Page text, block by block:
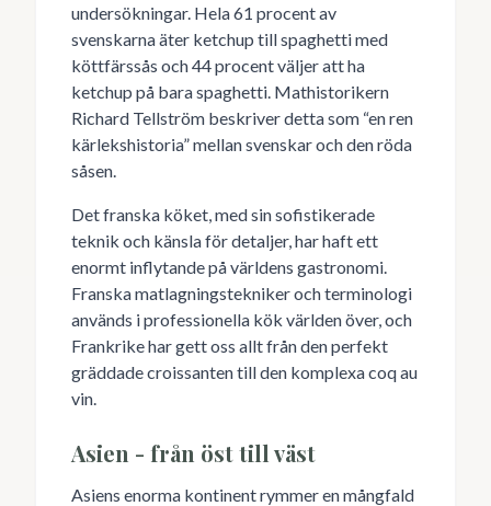
undersökningar. Hela 61 procent av
svenskarna äter ketchup till spaghetti med
köttfärssås och 44 procent väljer att ha
ketchup på bara spaghetti. Mathistorikern
Richard Tellström beskriver detta som “en ren
kärlekshistoria” mellan svenskar och den röda
såsen.
Det franska köket, med sin sofistikerade
teknik och känsla för detaljer, har haft ett
enormt inflytande på världens gastronomi.
Franska matlagningstekniker och terminologi
används i professionella kök världen över, och
Frankrike har gett oss allt från den perfekt
gräddade croissanten till den komplexa coq au
vin.
Asien - från öst till väst
Asiens enorma kontinent rymmer en mångfald